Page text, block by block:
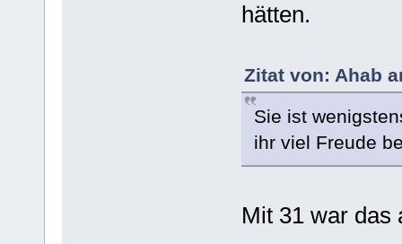
hätten.
Zitat von: Ahab
Sie ist
ihr viel Freude
Mit 31 war das